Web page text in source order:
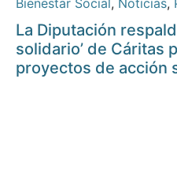
Bienestar Social, Noticias,
La Diputación
solidario’ de Cáritas
proyectos de acción